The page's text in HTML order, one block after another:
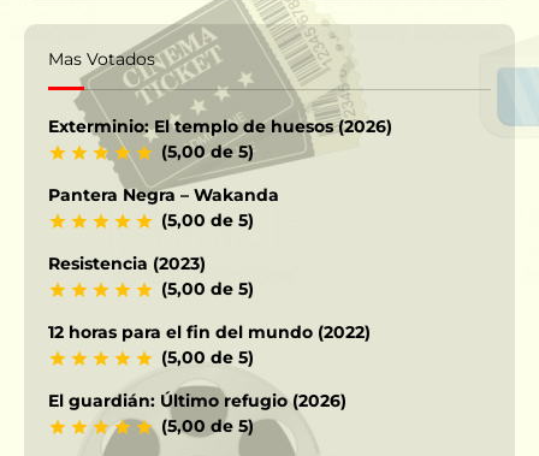
Mas Votados
Exterminio: El templo de huesos (2026)
(5,00 de 5)
Pantera Negra – Wakanda
(5,00 de 5)
Resistencia (2023)
(5,00 de 5)
12 horas para el fin del mundo (2022)
(5,00 de 5)
El guardián: Último refugio (2026)
(5,00 de 5)